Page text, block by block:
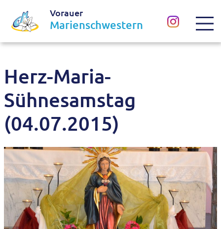
Vorauer
Marienschwestern
Herz-Maria-
Sühnesamstag
(04.07.2015)